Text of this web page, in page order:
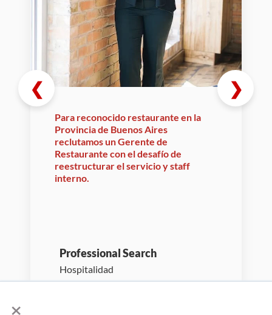
×
Para reconocido restaurante en la
Provincia de Buenos Aires
reclutamos un Gerente de
Restaurante con el desafío de
reestructurar el servicio y staff
interno.
Professional Search
Hospitalidad
❮ ❯